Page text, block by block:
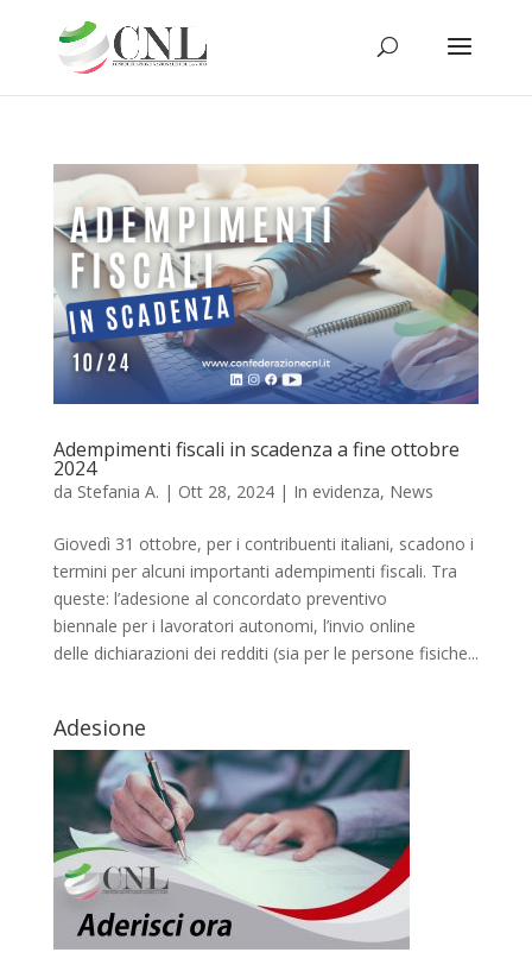
Adempimenti fiscali in scadenza a fine ottobre
2024
da Stefania A. | Ott 28, 2024| In evidenza, News
Giovedì 31 ottobre, per i contribuenti italiani, scadono i
termini per alcuni importanti adempimenti fiscali. Tra
queste: l’adesione al concordato preventivo
biennale per i lavoratori autonomi, l’invio online
delle dichiarazioni dei redditi (sia per le persone fisiche...
Adesione